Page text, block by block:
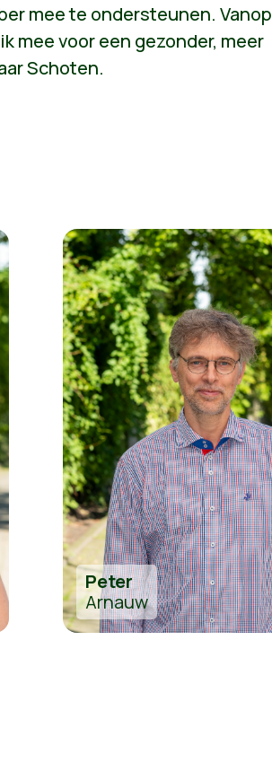
mee te ondersteunen. Vanop
mee voor een gezonder, meer
Schoten.
Peter
Arnauw